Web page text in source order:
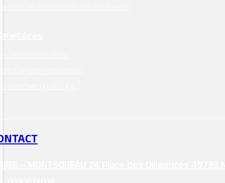
locale sur la publicité extérieure
deux cimetières
une concession
un défunt
– MONTSOREAU 24 Place des Diligences